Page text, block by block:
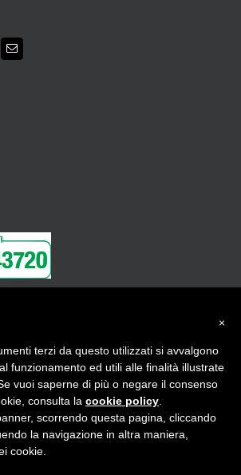
2017 Beauty Contract - credits
Instagram
×
terzi da questo utilizzati si avvalgono
funzionamento ed utili alle finalità illustrate
vuoi saperne di più o negare il consenso
consulta la cookie policy
scorrendo questa pagina, cliccando
la navigazione in altra maniera,
cookie.